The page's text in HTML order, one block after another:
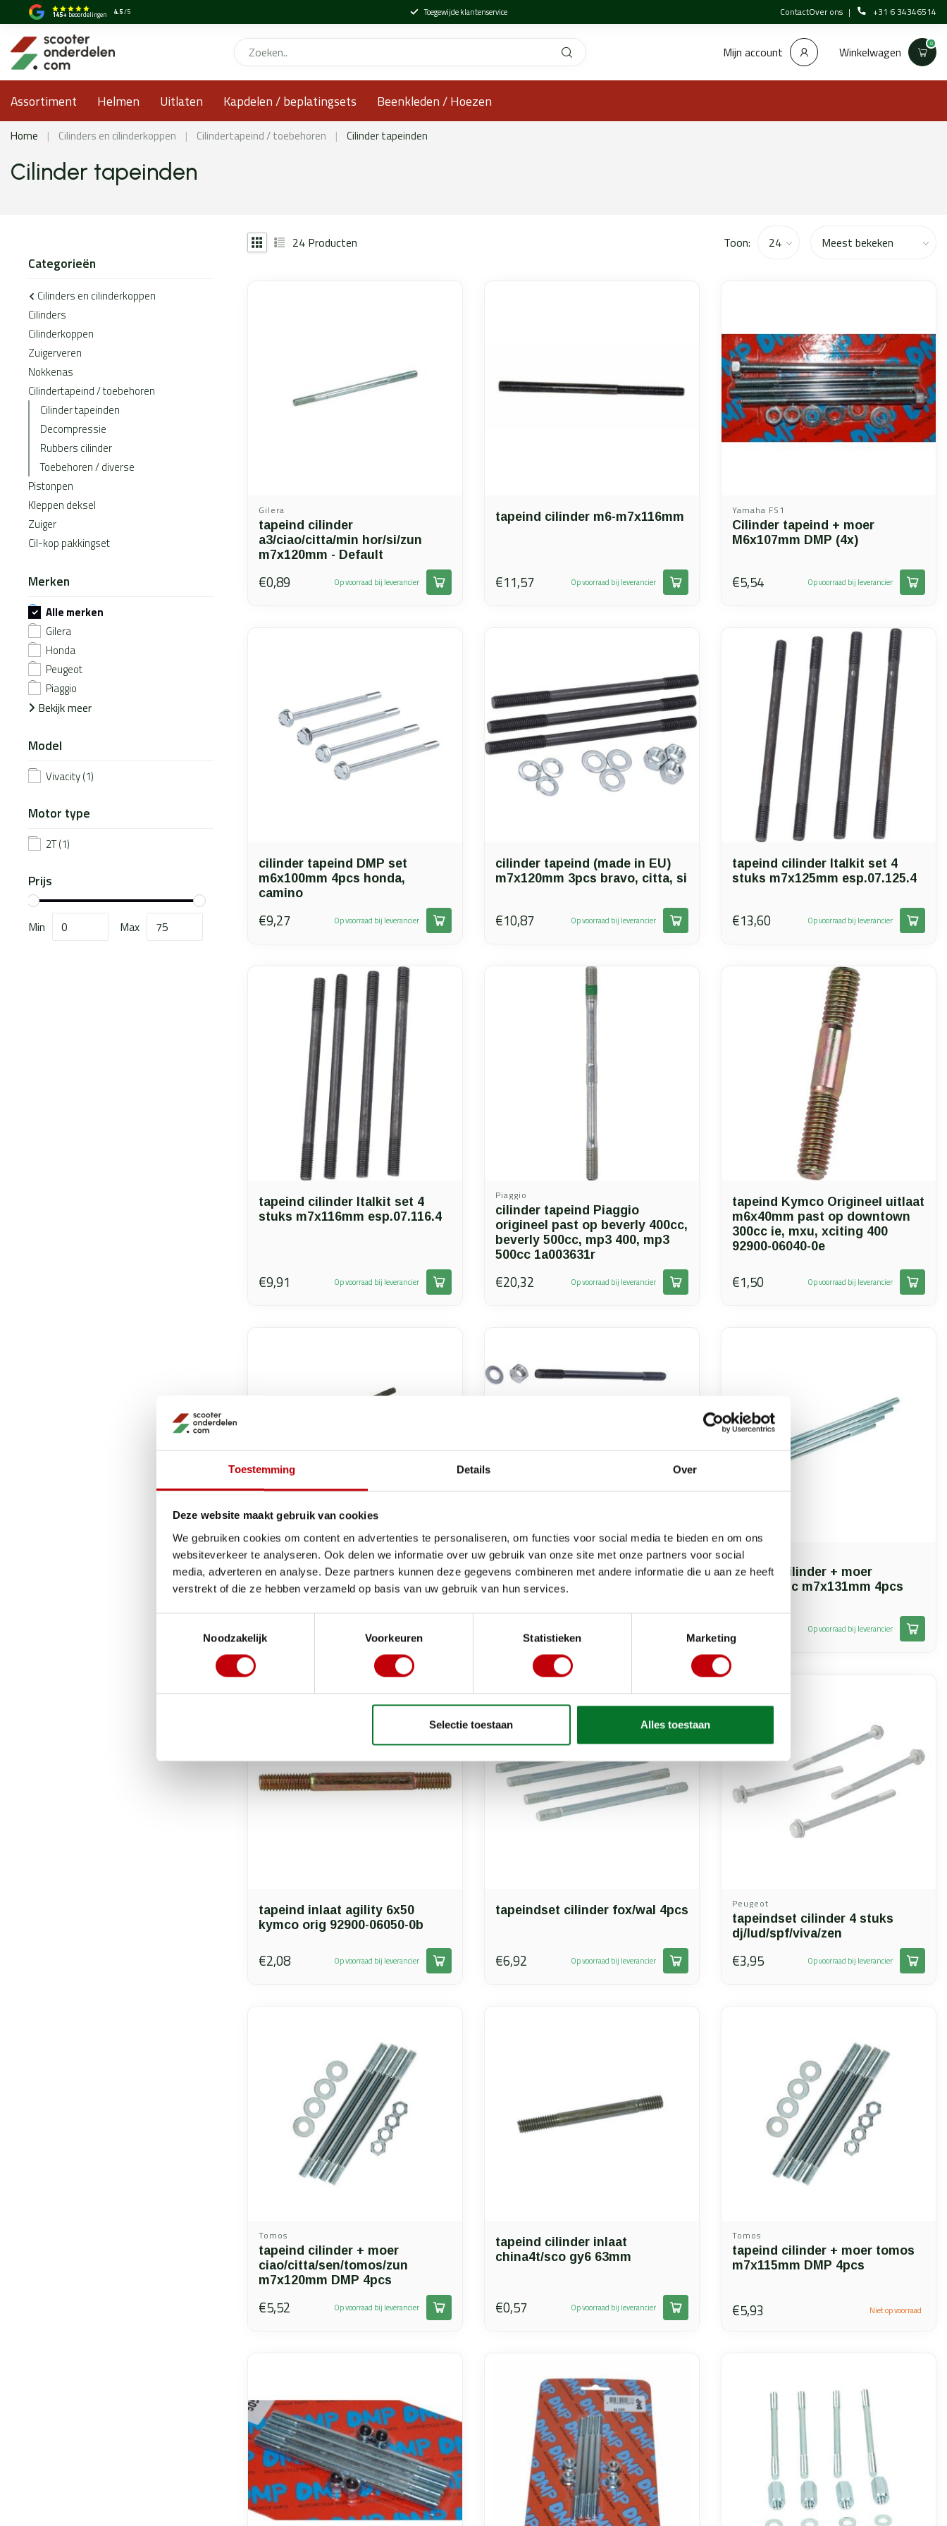
Toestemming Details Over
Deze website maakt gebruik van cookies
We gebruiken cookies om content en advertenties te personaliseren, om functies voor social media te bieden en om ons
websiteverkeer te analyseren. Ook delen we informatie over uw gebruik van onze site met onze partners voor social
media, adverteren en analyse. Deze partners kunnen deze gegevens combineren met andere informatie die u aan ze heeft
verstrekt of die ze hebben verzameld op basis van uw gebruik van hun services.
Noodzakelijk
Voorkeuren Statistieken Marketing
Selectie toestaan Alles toestaan
145+ beoordelingen 4.5/5 Toegewijde klantenservice ContactOver ons +31 6 34346514
Mijn account Winkelwagen 0
Assortiment Helmen Uitlaten Kapdelen / beplatingsets Beenkleden / Hoezen
Home | Cilinders en cilinderkoppen | Cilindertapeind / toebehoren | Cilinder tapeinden
Cilinder tapeinden
Categorieën
Cilinders en cilinderkoppen
Cilinders
Cilinderkoppen
Zuigerveren
Nokkenas
Cilindertapeind / toebehoren
Cilinder tapeinden
Decompressie
Rubbers cilinder
Toebehoren / diverse
Pistonpen
Kleppen deksel
Zuiger
Cil-kop pakkingset
Merken
Alle merken
Gilera
Honda
Peugeot
Piaggio
Bekijk meer
Model
Vivacity(1)
Motor type
2T(1)
Prijs
Min Max
24 Producten Toon:
Gilera
tapeind cilinder
a3/ciao/citta/min hor/si/zun
m7x120mm - Default
€0,89 Op voorraad bij leverancier
tapeind cilinder m6-m7x116mm
€11,57 Op voorraad bij leverancier
Yamaha FS1
Cilinder tapeind + moer
M6x107mm DMP (4x)
€5,54 Op voorraad bij leverancier
cilinder tapeind DMP set
m6x100mm 4pcs honda,
camino
€9,27 Op voorraad bij leverancier
cilinder tapeind (made in EU)
m7x120mm 3pcs bravo, citta, si
€10,87 Op voorraad bij leverancier
tapeind cilinder Italkit set 4
stuks m7x125mm esp.07.125.4
€13,60 Op voorraad bij leverancier
tapeind cilinder Italkit set 4
stuks m7x116mm esp.07.116.4
€9,91 Op voorraad bij leverancier
Piaggio
cilinder tapeind Piaggio
origineel past op beverly 400cc,
beverly 500cc, mp3 400, mp3
500cc 1a003631r
€20,32 Op voorraad bij leverancier
tapeind Kymco Origineel uitlaat
m6x40mm past op downtown
300cc ie, mxu, xciting 400
92900-06040-0e
€1,50 Op voorraad bij leverancier
tapeindset cilinder ks125
m8x154mm
€72,50
Zündapp
tapeindset cilinder
ks80lc/run180/ski125/typ125
€10,25
Zündapp
tapeind cilinder + moer
zundapp lc m7x131mm 4pcs
Op voorraad bij leverancier
tapeind inlaat agility 6x50
kymco orig 92900-06050-0b
€2,08 Op voorraad bij leverancier
tapeindset cilinder fox/wal 4pcs
€6,92 Op voorraad bij leverancier
Peugeot
tapeindset cilinder 4 stuks
dj/lud/spf/viva/zen
€3,95 Op voorraad bij leverancier
Tomos
tapeind cilinder + moer
ciao/citta/sen/tomos/zun
m7x120mm DMP 4pcs
€5,52 Op voorraad bij leverancier
tapeind cilinder inlaat
china4t/sco gy6 63mm
€0,57 Op voorraad bij leverancier
Tomos
tapeind cilinder + moer tomos
m7x115mm DMP 4pcs
€5,93 Niet op voorraad